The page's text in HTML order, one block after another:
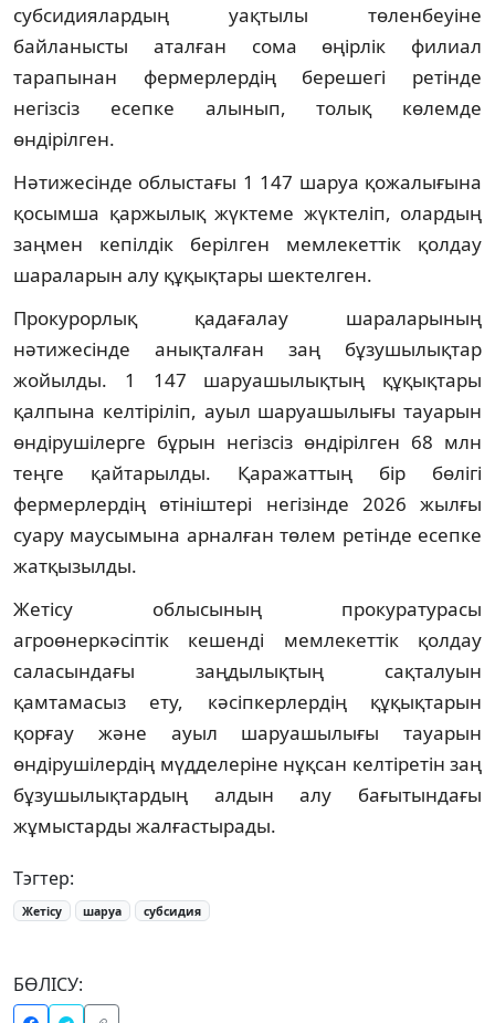
субсидиялардың уақтылы төленбеуіне
байланысты аталған сома өңірлік филиал
тарапынан фермерлердің берешегі ретінде
негізсіз есепке алынып, толық көлемде
өндірілген.
Нәтижесінде облыстағы 1 147 шаруа қожалығына
қосымша қаржылық жүктеме жүктеліп, олардың
заңмен кепілдік берілген мемлекеттік қолдау
шараларын алу құқықтары шектелген.
Прокурорлық қадағалау шараларының
нәтижесінде анықталған заң бұзушылықтар
жойылды. 1 147 шаруашылықтың құқықтары
қалпына келтіріліп, ауыл шаруашылығы тауарын
өндірушілерге бұрын негізсіз өндірілген 68 млн
теңге қайтарылды. Қаражаттың бір бөлігі
фермерлердің өтініштері негізінде 2026 жылғы
суару маусымына арналған төлем ретінде есепке
жатқызылды.
Жетісу облысының прокуратурасы
агроөнеркәсіптік кешенді мемлекеттік қолдау
саласындағы заңдылықтың сақталуын
қамтамасыз ету, кәсіпкерлердің құқықтарын
қорғау және ауыл шаруашылығы тауарын
өндірушілердің мүдделеріне нұқсан келтіретін заң
бұзушылықтардың алдын алу бағытындағы
жұмыстарды жалғастырады.
Тэгтер:
Жетісу шаруа субсидия
БӨЛІСУ: